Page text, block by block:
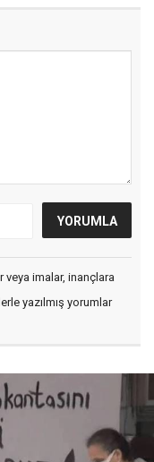
imalar, inançlara
yazılmış yorumlar